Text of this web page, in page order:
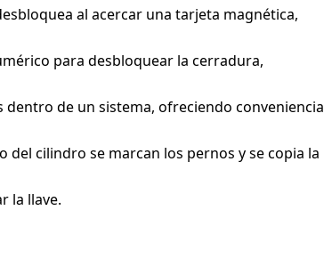
al acercar una tarjeta magnética,
para desbloquear la cerradura,
de un sistema, ofreciendo conveniencia
cilindro se marcan los pernos y se copia la
la llave.